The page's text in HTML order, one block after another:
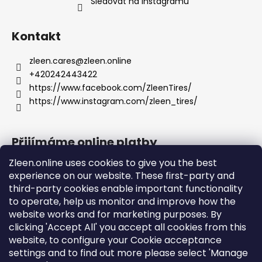
Zleen.online uses cookies to give you the best
experience on our website. These first-party and
third-party cookies enable important functionality
to operate, help us monitor and improve how the
website works and for marketing purposes. By
clicking 'Accept All' you accept all cookies from this
website, to configure your Cookie acceptance
settings and to find out more please select 'Manage
s
Kontakt
zleen.cares@zleen.online
+420242443422
https://www.facebook.com/ZleenTires/
https://www.instagram.com/zleen_tires/
Přijímáme online platby
Podpora
Objednávky a doprava
Obchodní podmínky